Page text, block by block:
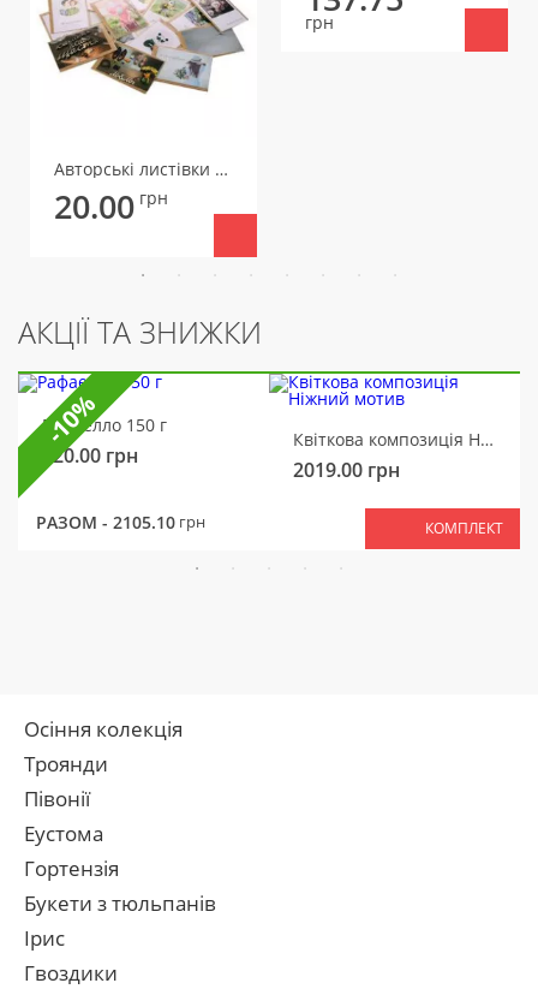
Авторські листівки маленькі
20.00 грн
грн
АКЦІЇ ТА ЗНИЖКИ
Рафаелло 150 г
320.00 грн
Квіткова композиція Ніжний мотив
2019.00 грн
РАЗОМ - 2105.10 грн КОМПЛЕКТ
-10%
Осіння колекція
Троянди
Півонії
Еустома
Гортензія
Букети з тюльпанів
Ірис
Гвоздики